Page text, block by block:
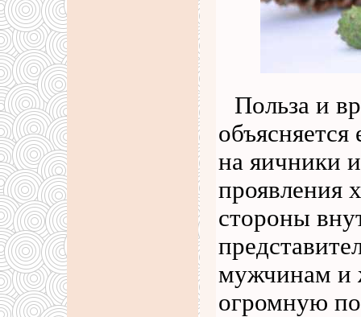
Польза и
на яичники
проявления
стороны
мужчинам и
огромную